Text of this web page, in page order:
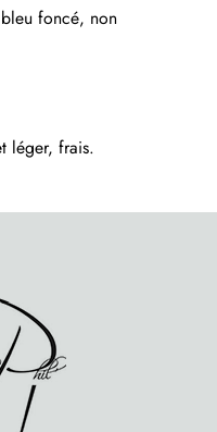
foncé, non
léger, frais.